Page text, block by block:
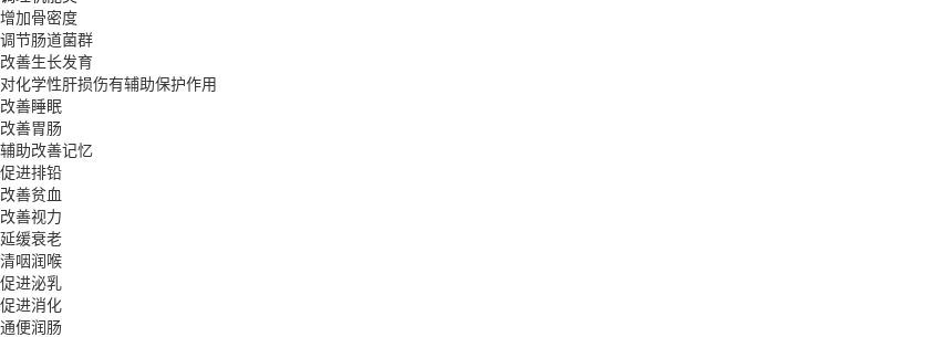
增加骨密度
调节肠道菌群
改善生长发育
对化学性肝损伤有辅助保护作用
改善睡眠
改善胃肠
辅助改善记忆
促进排铅
改善贫血
改善视力
延缓衰老
清咽润喉
促进泌乳
促进消化
通便润肠